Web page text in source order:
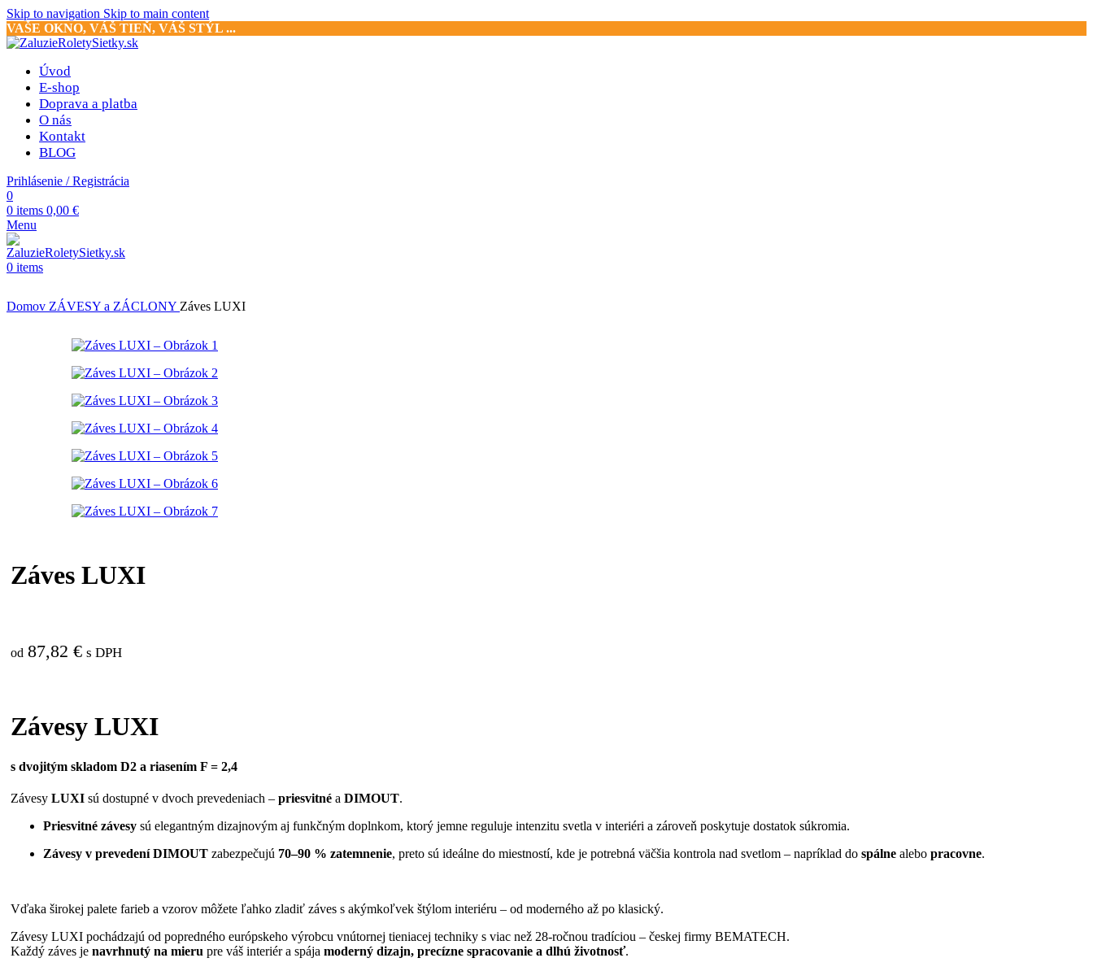
Skip to navigation Skip to main content
VAŠE OKNO, VÁŠ TIEŇ, VÁŠ STÝL ...
Úvod
E-shop
Doprava a platba
O nás
Kontakt
BLOG
Prihlásenie / Registrácia
0
0 items 0,00 €
Menu
0 items
Domov ZÁVESY a ZÁCLONY Záves LUXI
Záves LUXI
od 87,82 € s DPH
Závesy LUXI
s dvojitým skladom D2 a riasením F = 2,4
Závesy LUXI sú dostupné v dvoch prevedeniach – priesvitné a DIMOUT.
Priesvitné závesy sú elegantným dizajnovým aj funkčným doplnkom, ktorý jemne reguluje intenzitu svetla v interiéri a zároveň poskytuje dostatok súkromia.
Závesy v prevedení DIMOUT zabezpečujú 70–90 % zatemnenie, preto sú ideálne do miestností, kde je potrebná väčšia kontrola nad svetlom – napríklad do spálne alebo pracovne.
Vďaka širokej palete farieb a vzorov môžete ľahko zladiť záves s akýmkoľvek štýlom interiéru – od moderného až po klasický.
Závesy LUXI pochádzajú od popredného európskeho výrobcu vnútornej tieniacej techniky s viac než 28-ročnou tradíciou – českej firmy BEMATECH.
Každý záves je navrhnutý na mieru pre váš interiér a spája moderný dizajn, precízne spracovanie a dlhú životnosť.